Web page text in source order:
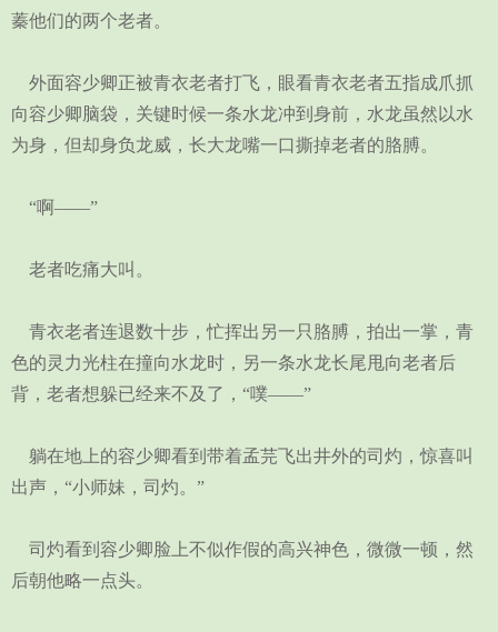
蓁他们的两个老者。
外面容少卿正被青衣老者打飞，眼看青衣老者五指成爪抓
向容少卿脑袋，关键时候一条水龙冲到身前，水龙虽然以水
为身，但却身负龙威，长大龙嘴一口撕掉老者的胳膊。
“啊——”
老者吃痛大叫。
青衣老者连退数十步，忙挥出另一只胳膊，拍出一掌，青
色的灵力光柱在撞向水龙时，另一条水龙长尾甩向老者后
背，老者想躲已经来不及了，“噗——”
躺在地上的容少卿看到带着孟芫飞出井外的司灼，惊喜叫
出声，“小师妹，司灼。”
司灼看到容少卿脸上不似作假的高兴神色，微微一顿，然
后朝他略一点头。